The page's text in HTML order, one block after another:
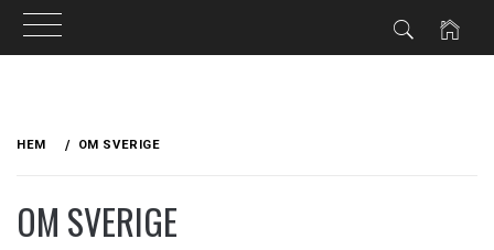
HEM OM SVERIGE
OM SVERIGE